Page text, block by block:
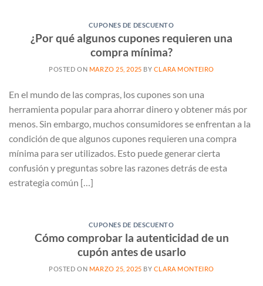
CUPONES DE DESCUENTO
¿Por qué algunos cupones requieren una
compra mínima?
POSTED ON MARZO 25, 2025 BY CLARA MONTEIRO
En el mundo de las compras, los cupones son una
herramienta popular para ahorrar dinero y obtener más por
menos. Sin embargo, muchos consumidores se enfrentan a la
condición de que algunos cupones requieren una compra
mínima para ser utilizados. Esto puede generar cierta
confusión y preguntas sobre las razones detrás de esta
estrategia común […]
CUPONES DE DESCUENTO
Cómo comprobar la autenticidad de un
cupón antes de usarlo
POSTED ON MARZO 25, 2025 BY CLARA MONTEIRO